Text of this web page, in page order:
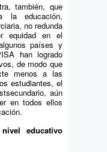
también, que
la educación,
no redunda
equidad en el
países y
han logrado
de modo que
menos a las
estudiantes, el
aún
en todos ellos
educativo